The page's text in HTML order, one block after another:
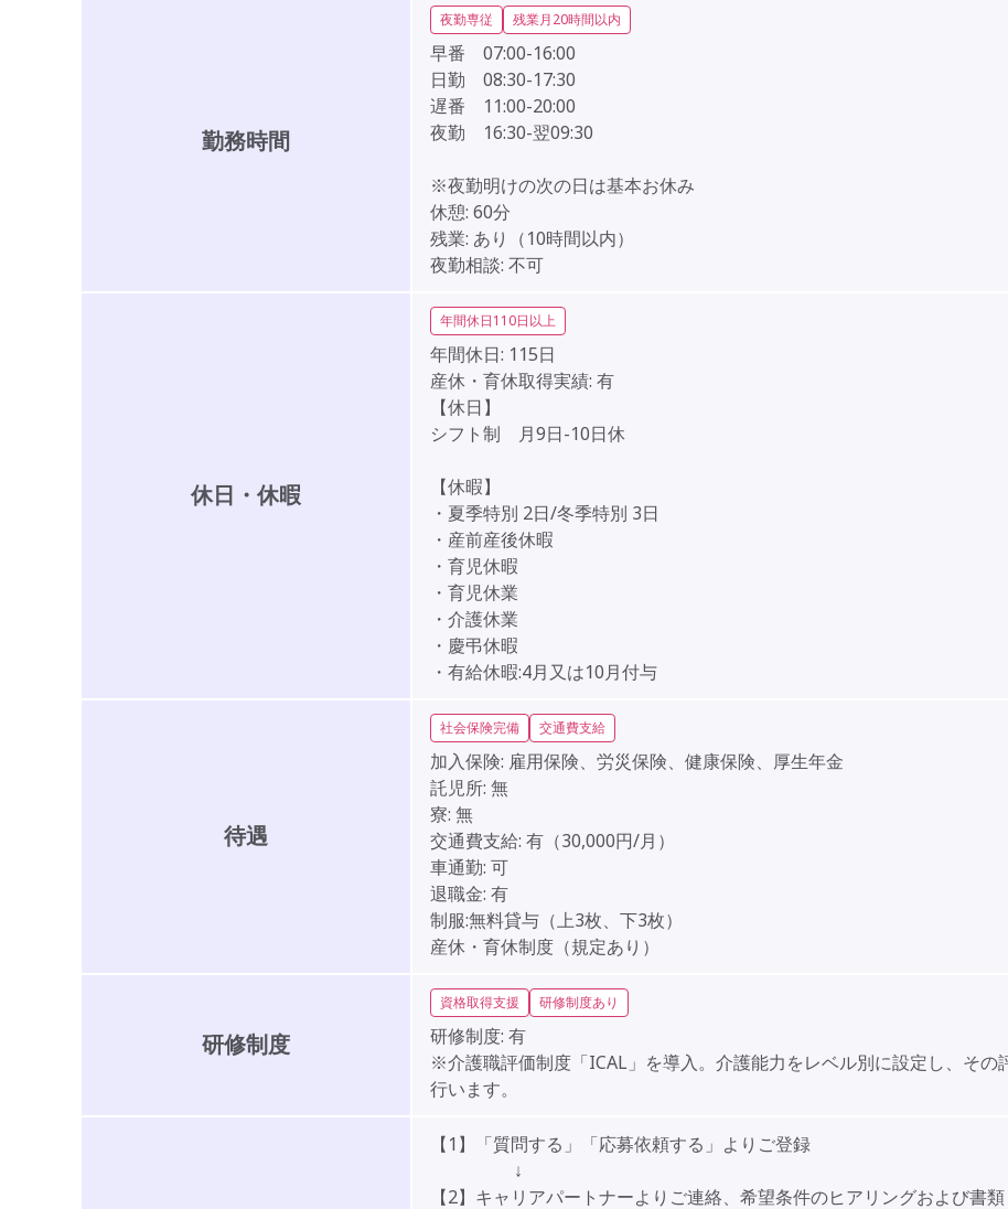
勤務時間
夜勤専従 残業月20時間以内
早番 07:00-16:00
日勤 08:30-17:30
遅番 11:00-20:00
夜勤 16:30-翌09:30
※夜勤明けの次の日は基本お休み
休憩: 60分
残業: あり（10時間以内）
夜勤相談: 不可
休日・休暇
年間休日110日以上
年間休日: 115日
産休・育休取得実績: 有
【休日】
シフト制 月9日-10日休
【休暇】
・夏季特別 2日/冬季特別 3日
・産前産後休暇
・育児休暇
・育児休業
・介護休業
・慶弔休暇
・有給休暇:4月又は10月付与
待遇
社会保険完備 交通費支給
加入保険: 雇用保険、労災保険、健康保険、厚生年金
託児所: 無
寮: 無
交通費支給: 有（30,000円/月）
車通勤: 可
退職金: 有
制服:無料貸与（上3枚、下3枚）
産休・育休制度（規定あり）
研修制度
資格取得支援 研修制度あり
研修制度: 有
※介護職評価制度「ICAL」を導入。介護能力をレベル別に設定し、その
行います。
【1】「質問する」「応募依頼する」よりご登録
↓
【2】キャリアパートナーよりご連絡、希望条件のヒアリングおよび書